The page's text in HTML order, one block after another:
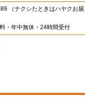
（ナクシたときはハヤクお届
・年中無休・24時間受付